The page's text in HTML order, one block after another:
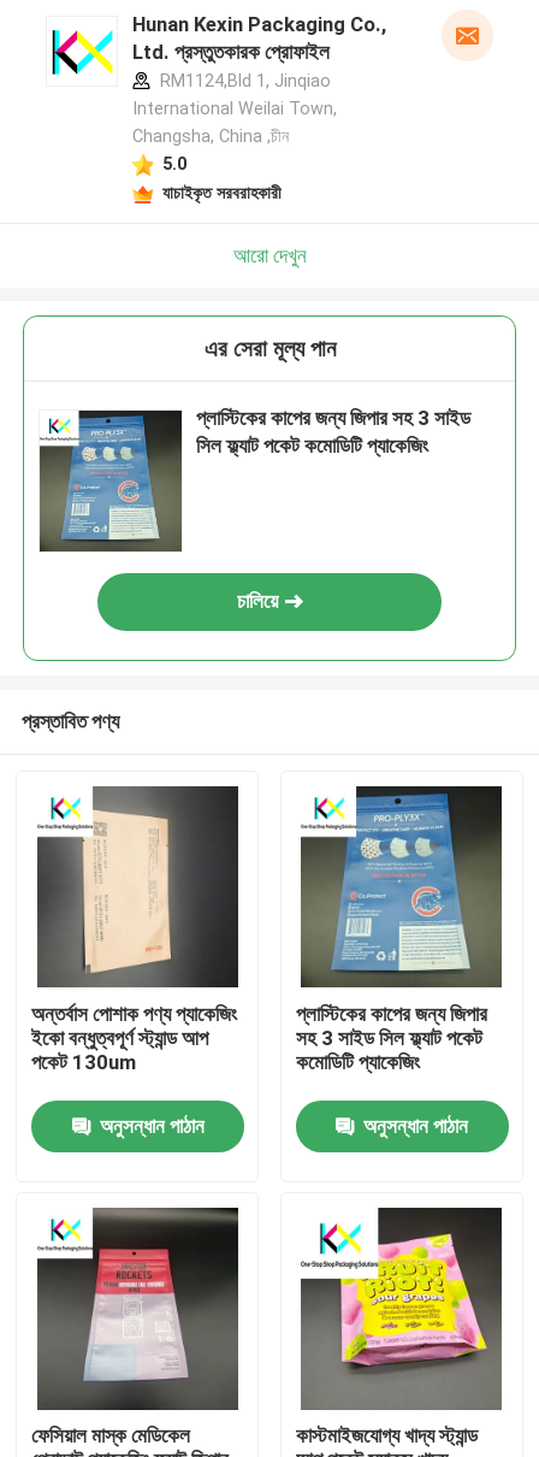
ভিডিও
Hunan Kexin Packaging Co.,
Ltd. প্রস্তুতকারক প্রোফাইল
RM1124,Bld 1, Jinqiao
International Weilai Town,
Changsha, China ,চীন
5.0
যাচাইকৃত সরবরাহকারী
আরো দেখুন
এর সেরা মূল্য পান
প্লাস্টিকের কাপের জন্য জিপার সহ 3 সাইড
সিল ফ্ল্যাট পকেট কমোডিটি প্যাকেজিং
চালিয়ে
প্রস্তাবিত পণ্য
অন্তর্বাস পোশাক পণ্য প্যাকেজিং
ইকো বন্ধুত্বপূর্ণ স্ট্যান্ড আপ
পকেট 130um
অনুসন্ধান পাঠান
প্লাস্টিকের কাপের জন্য জিপার
সহ 3 সাইড সিল ফ্ল্যাট পকেট
কমোডিটি প্যাকেজিং
অনুসন্ধান পাঠান
ফেসিয়াল মাস্ক মেডিকেল
কাস্টমাইজযোগ্য খাদ্য স্ট্যান্ড